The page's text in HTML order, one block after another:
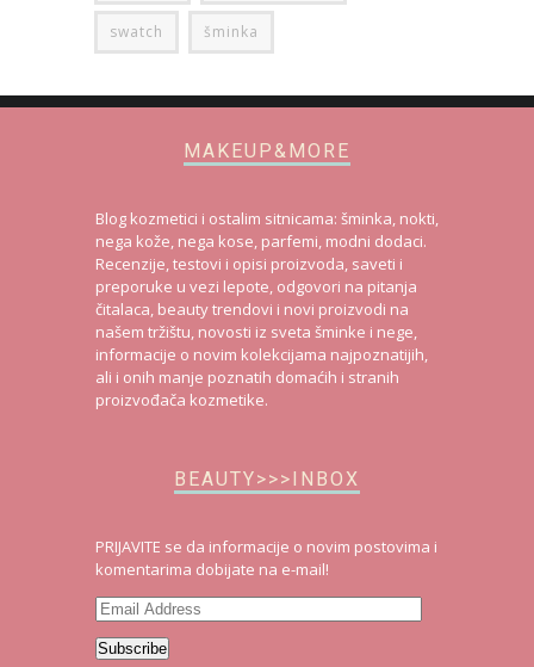
swatch šminka
MAKEUP&MORE
Blog kozmetici i ostalim sitnicama: šminka, nokti,
nega kože, nega kose, parfemi, modni dodaci.
Recenzije, testovi i opisi proizvoda, saveti i
preporuke u vezi lepote, odgovori na pitanja
čitalaca, beauty trendovi i novi proizvodi na
našem tržištu, novosti iz sveta šminke i nege,
informacije o novim kolekcijama najpoznatijih,
ali i onih manje poznatih domaćih i stranih
proizvođača kozmetike.
BEAUTY>>>INBOX
PRIJAVITE se da informacije o novim postovima i
komentarima dobijate na e-mail!
Email
Address
Subscribe